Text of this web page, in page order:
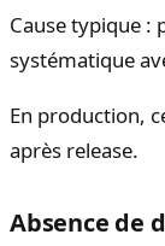
Cause typique :
systématique
En production,
après release.
Absence de